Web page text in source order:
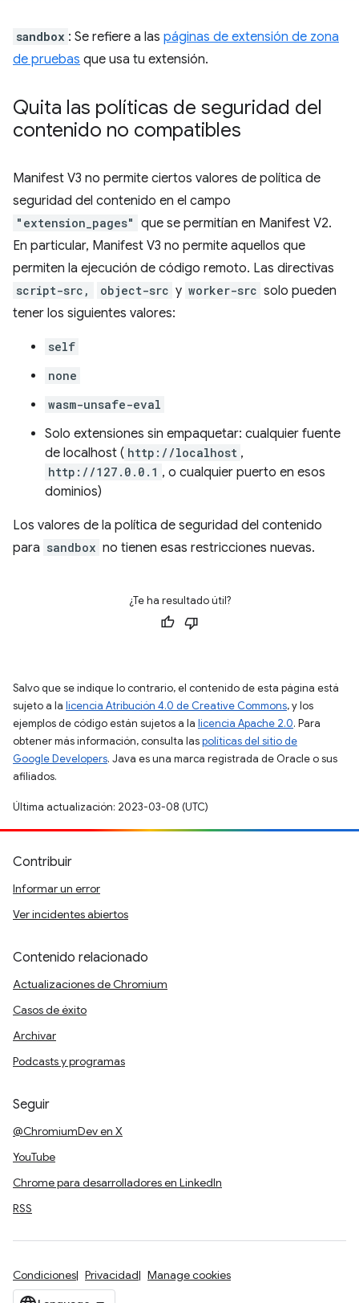
sandbox : Se refiere a las páginas de extensión de zona
de pruebas que usa tu extensión.
Quita las políticas de seguridad del
contenido no compatibles
Manifest V3 no permite ciertos valores de política de
seguridad del contenido en el campo
"extension_pages" que se permitían en Manifest V2.
En particular, Manifest V3 no permite aquellos que
permiten la ejecución de código remoto. Las directivas
script-src, object-src y worker-src solo pueden
tener los siguientes valores:
self
none
wasm-unsafe-eval
Solo extensiones sin empaquetar: cualquier fuente
de localhost ( http://localhost ,
http://127.0.0.1 , o cualquier puerto en esos
dominios)
Los valores de la política de seguridad del contenido
para sandbox no tienen esas restricciones nuevas.
¿Te ha resultado útil?
Salvo que se indique lo contrario, el contenido de esta página está
sujeto a la licencia Atribución 4.0 de Creative Commons, y los
ejemplos de código están sujetos a la licencia Apache 2.0. Para
obtener más información, consulta laspolíticas del sitio de
Google Developers. Java es una marca registrada de Oracle o sus
afiliados.
Última actualización: 2023-03-08 (UTC)
Contribuir
Informar un error
Ver incidentes abiertos
Contenido relacionado
Actualizaciones de Chromium
Casos de éxito
Archivar
Podcasts y programas
Seguir
@ChromiumDev en X
YouTube
Chrome para desarrolladores en LinkedIn
RSS
Condiciones Privacidad Manage cookies